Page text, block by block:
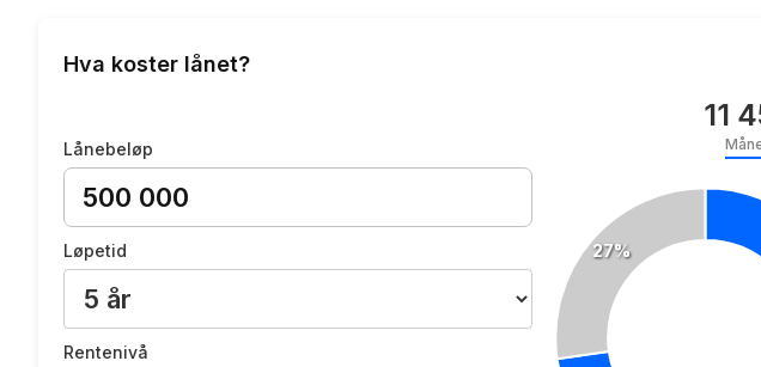
Hva koster lånet?
Lånebeløp
Løpetid
Rentenivå
11
27%